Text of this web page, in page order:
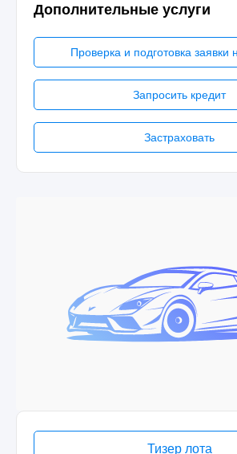
Дополнительные услуги
Проверка и подготовка заявки
Запросить кредит
Застраховать
Тизер лота